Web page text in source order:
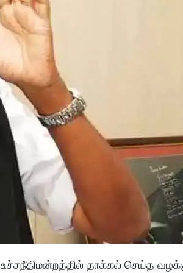
உச்சநீதிமன்றத்தில் தாக்கல் செய்த